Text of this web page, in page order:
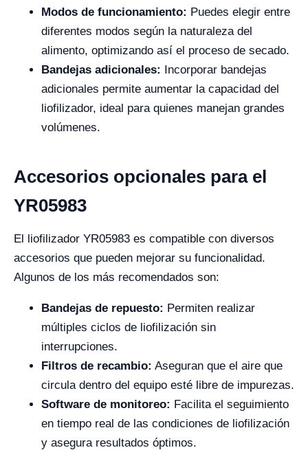
Modos de funcionamiento: Puedes elegir entre
diferentes modos según la naturaleza del
alimento, optimizando así el proceso de secado.
Bandejas adicionales: Incorporar bandejas
adicionales permite aumentar la capacidad del
liofilizador, ideal para quienes manejan grandes
volúmenes.
Accesorios opcionales para el
YR05983
El liofilizador YR05983 es compatible con diversos
accesorios que pueden mejorar su funcionalidad.
Algunos de los más recomendados son:
Bandejas de repuesto: Permiten realizar
múltiples ciclos de liofilización sin
interrupciones.
Filtros de recambio: Aseguran que el aire que
circula dentro del equipo esté libre de impurezas.
Software de monitoreo: Facilita el seguimiento
en tiempo real de las condiciones de liofilización
y asegura resultados óptimos.